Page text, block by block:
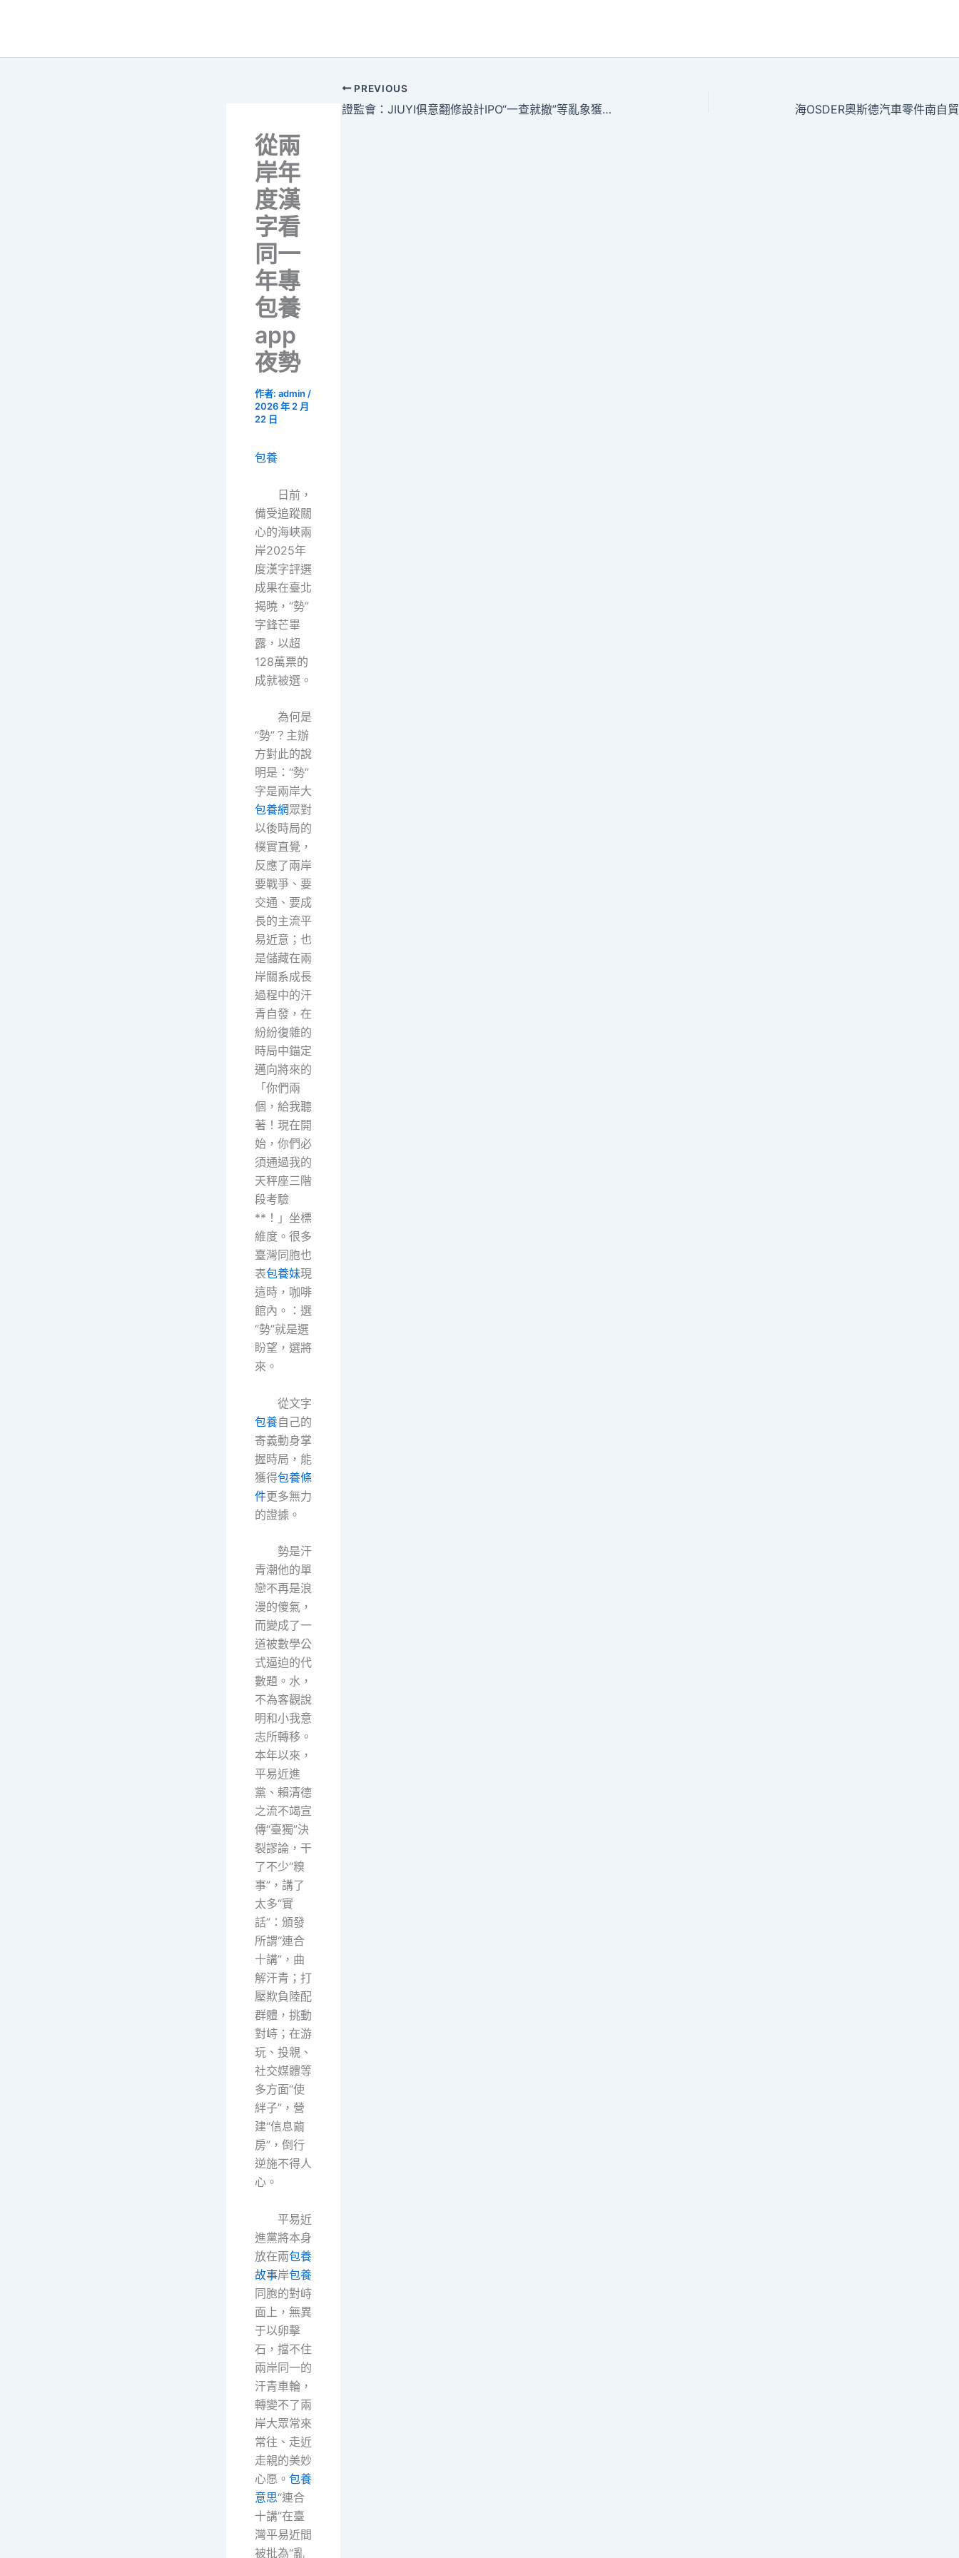
從兩
岸年
度漢
字看
同一
年專
包養
app
夜勢
作者: admin /
2026 年 2 月
22 日
包養
日前，
備受追蹤關
心的海峽兩
岸2025年
度漢字評選
成果在臺北
揭曉，“勢”
字鋒芒畢
露，以超
128萬票的
成就被選。
為何是
“勢”？主辦
方對此的說
明是：“勢”
字是兩岸大
包養網眾對
以後時局的
樸實直覺，
反應了兩岸
要戰爭、要
交通、要成
長的主流平
易近意；也
是儲藏在兩
岸關系成長
過程中的汗
青自發，在
紛紛復雜的
時局中錨定
邁向將來的
「你們兩
個，給我聽
著！現在開
始，你們必
須通過我的
天秤座三階
段考驗
**！」坐標
維度。很多
臺灣同胞也
表包養妹現
這時，咖啡
館內。：選
“勢”就是選
盼望，選將
來。
從文字
包養自己的
寄義動身掌
握時局，能
獲得包養條
件更多無力
的證據。
勢是汗
青潮他的單
戀不再是浪
漫的傻氣，
而變成了一
道被數學公
式逼迫的代
數題。水，
不為客觀說
明和小我意
志所轉移。
本年以來，
平易近進
黨、賴清德
之流不竭宣
傳“臺獨”決
裂謬論，干
了不少“糗
事”，講了
太多“實
話”：頒發
所謂“連合
十講”，曲
解汗青；打
壓欺負陸配
群體，挑動
對峙；在游
玩、投親、
社交媒體等
多方面“使
絆子”，營
建“信息繭
房”，倒行
逆施不得人
心。
平易近
進黨將本身
放在兩包養
故事岸包養
同胞的對峙
面上，無異
于以卵擊
石，擋不住
兩岸同一的
汗青車輪，
轉變不了兩
岸大眾常來
常往、走近
走親的美妙
心愿。 包養
意思“連合
十講”在臺
灣平易近間
被批為“亂
PREVIOUS
證監會：JIUYI俱意翻修設計IPO“一查就撤”等亂象獲得最基礎改變